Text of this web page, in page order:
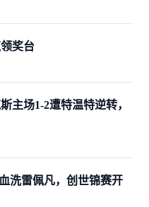
奖台
主场1-2遭特温特逆转，
洗雷佩凡，创世锦赛开